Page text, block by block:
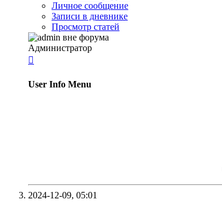
Личное сообщение
Записи в дневнике
Просмотр статей
Администратор

User Info Menu
2024-12-09, 05:01